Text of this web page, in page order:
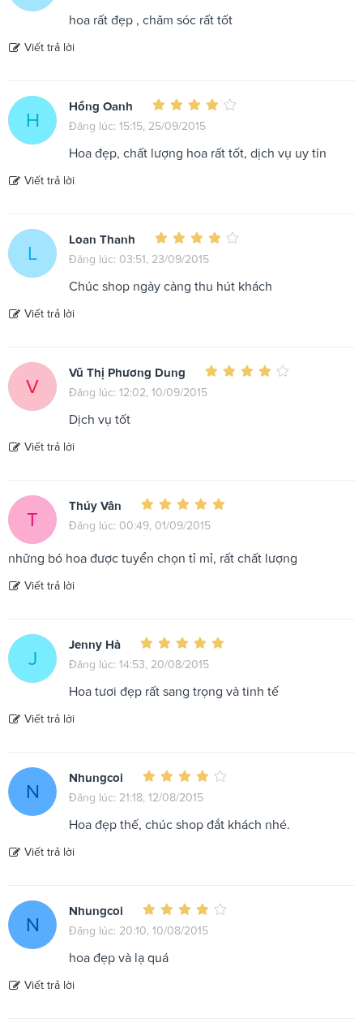
hoa rất đẹp , chăm sóc rất tốt
Viết trả lời
H
Hồng Oanh
Đăng lúc: 15:15, 25/09/2015
Hoa đẹp, chất lượng hoa rất tốt, dịch vụ uy tín
Viết trả lời
L
Loan Thanh
Đăng lúc: 03:51, 23/09/2015
Chúc shop ngày càng thu hút khách
Viết trả lời
V
Vũ Thị Phương Dung
Đăng lúc: 12:02, 10/09/2015
Dịch vụ tốt
Viết trả lời
T
Thúy Vân
Đăng lúc: 00:49, 01/09/2015
những bó hoa được tuyển chọn tỉ mỉ, rất chất lượng
Viết trả lời
J
Jenny Hà
Đăng lúc: 14:53, 20/08/2015
Hoa tươi đẹp rất sang trọng và tinh tế
Viết trả lời
N
Nhungcoi
Đăng lúc: 21:18, 12/08/2015
Hoa đẹp thế, chúc shop đắt khách nhé.
Viết trả lời
N
Nhungcoi
Đăng lúc: 20:10, 10/08/2015
hoa đẹp và lạ quá
Viết trả lời